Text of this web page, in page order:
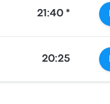
21:40 *
20:25